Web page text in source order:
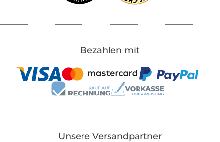
Bezahlen mit
Unsere Versandpartner